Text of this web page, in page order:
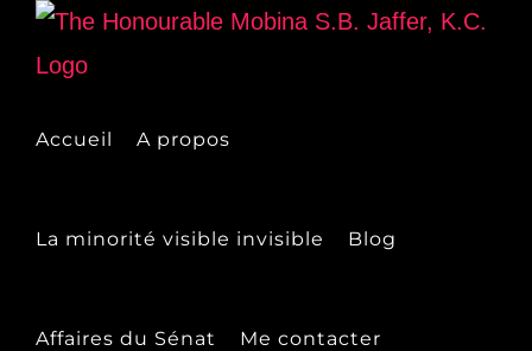
Skip
Accueil A propos
La minorité visible invisible Blog
Affaires du Sénat Me contacter